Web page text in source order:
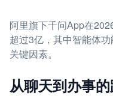
阿里旗下千问App在
超过3亿，其中智能体
关键因素。
从聊天到办事